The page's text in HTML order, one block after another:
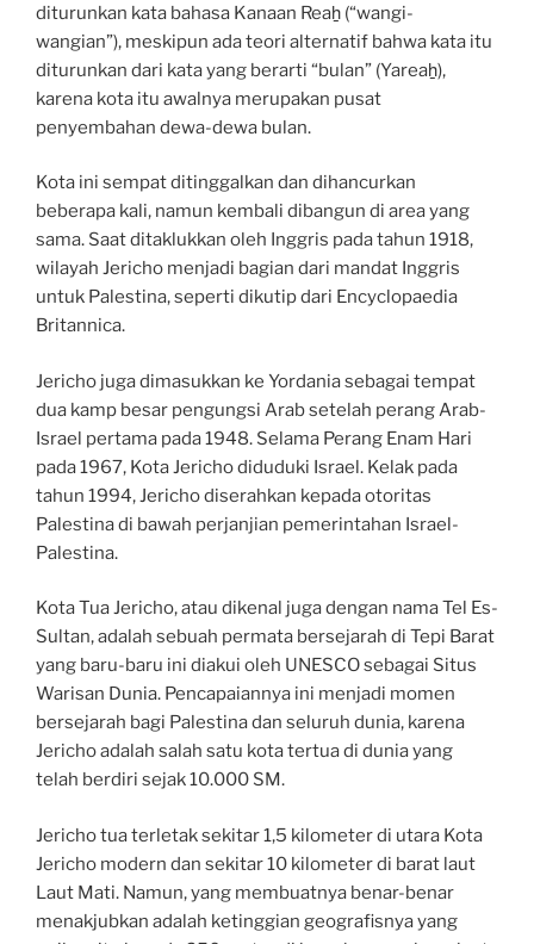
diturunkan kata bahasa Kanaan Reaẖ (“wangi-
wangian”), meskipun ada teori alternatif bahwa kata itu
diturunkan dari kata yang berarti “bulan” (Yareaẖ),
karena kota itu awalnya merupakan pusat
penyembahan dewa-dewa bulan.
Kota ini sempat ditinggalkan dan dihancurkan
beberapa kali, namun kembali dibangun di area yang
sama. Saat ditaklukkan oleh Inggris pada tahun 1918,
wilayah Jericho menjadi bagian dari mandat Inggris
untuk Palestina, seperti dikutip dari Encyclopaedia
Britannica.
Jericho juga dimasukkan ke Yordania sebagai tempat
dua kamp besar pengungsi Arab setelah perang Arab-
Israel pertama pada 1948. Selama Perang Enam Hari
pada 1967, Kota Jericho diduduki Israel. Kelak pada
tahun 1994, Jericho diserahkan kepada otoritas
Palestina di bawah perjanjian pemerintahan Israel-
Palestina.
Kota Tua Jericho, atau dikenal juga dengan nama Tel Es-
Sultan, adalah sebuah permata bersejarah di Tepi Barat
yang baru-baru ini diakui oleh UNESCO sebagai Situs
Warisan Dunia. Pencapaiannya ini menjadi momen
bersejarah bagi Palestina dan seluruh dunia, karena
Jericho adalah salah satu kota tertua di dunia yang
telah berdiri sejak 10.000 SM.
Jericho tua terletak sekitar 1,5 kilometer di utara Kota
Jericho modern dan sekitar 10 kilometer di barat laut
Laut Mati. Namun, yang membuatnya benar-benar
menakjubkan adalah ketinggian geografisnya yang